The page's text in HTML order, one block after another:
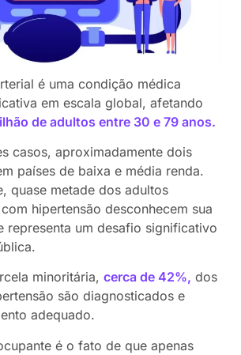
é uma condição médica
em escala global, afetando
de adultos entre 30 e 79 anos.
casos, aproximadamente dois
países de baixa e média renda.
quase metade dos adultos
hipertensão desconhecem sua
representa um desafio significativo
minoritária, cerca de 42%, dos
são diagnosticados e
adequado.
é o fato de que apenas